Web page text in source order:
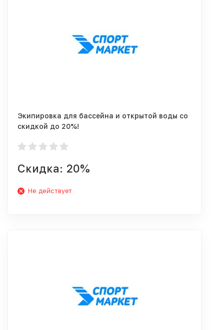
Экипировка для бассейна и открытой воды со
скидкой до 20%!
Скидка: 20%
Не действует